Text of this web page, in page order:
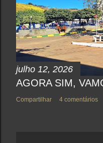
e
n
t
á
r
i
o
julho 12, 2026
AGORA SIM,
Compartilhar 4 comentários